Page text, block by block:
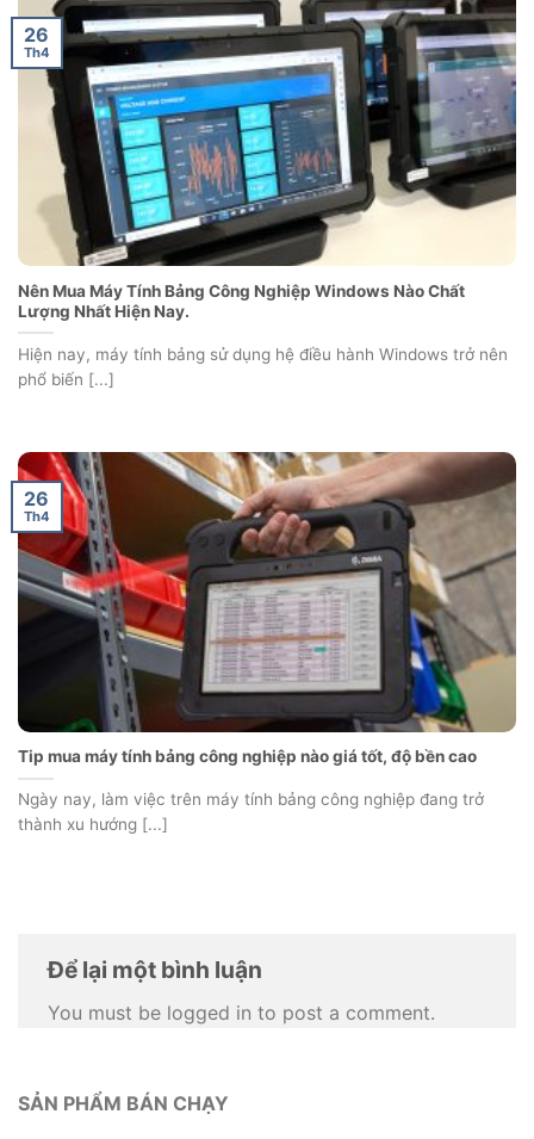
Nên Mua Máy Tính Bảng Công Nghiệp Windows Nào Chất
Lượng Nhất Hiện Nay.
Hiện nay, máy tính bảng sử dụng hệ điều hành Windows trở nên
phổ biến [...]
26
Th4
Tip mua máy tính bảng công nghiệp nào giá tốt, độ bền cao
Ngày nay, làm việc trên máy tính bảng công nghiệp đang trở
thành xu hướng [...]
26
Th4
Để lại một bình luận
You must be logged in to post a comment.
SẢN PHẨM BÁN CHẠY